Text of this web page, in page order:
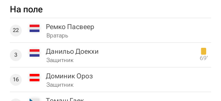
На поле
22 Ремко Пасвеер
Вратарь
3 Данильо Доекхи
Защитник 69‎’‎
16 Доминик Ороз
Защитник